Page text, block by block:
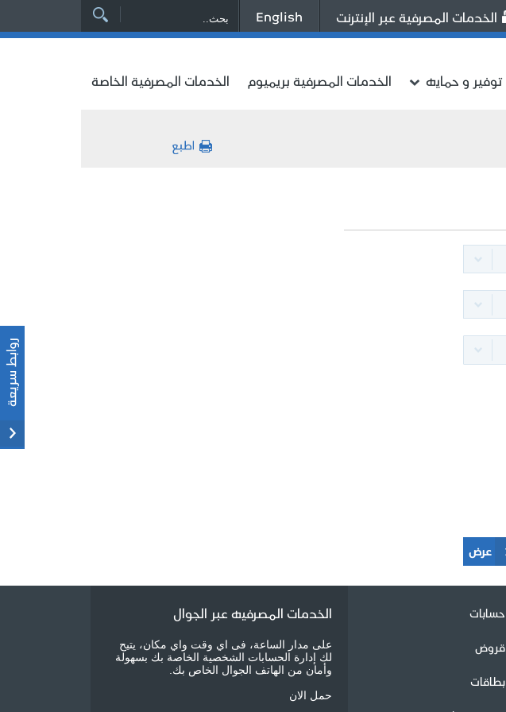
الخدمات المصرفية عبر الإنترنت English
توفير و حمايه الخدمات المصرفية بريميوم الخدمات المصرفية الخاصة
عرض
حسابات
قروض
بطاقات
الخدمات المصرفيه عبر الجوال
على مدار الساعة، فى اي وقت واي مكان، يتيح
لك إدارة الحسابات الشخصية الخاصة بك بسهولة
وأمان من الهاتف الجوال الخاص بك.
حمل الان